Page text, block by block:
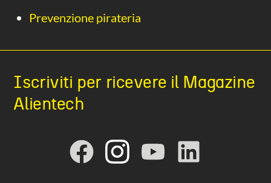
Prevenzione pirateria
Iscriviti per ricevere il Magazine
Alientech